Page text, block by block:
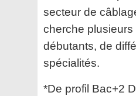
secteur de
cherche
débutants, de
spécialités.
*De profil Bac+2